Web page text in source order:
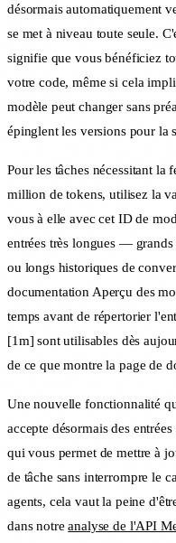
désormais automatiquement
se met à niveau toute seule.
signifie que vous bénéficiez
votre code, même si cela
modèle peut changer sans
épinglent les versions pour la
Pour les tâches nécessitant la
million de tokens, utilisez la
vous à elle avec cet ID de
entrées très longues —
ou longs historiques de
documentation Aperçu des
temps avant de répertorier
[1m] sont utilisables dès
de ce que montre la page de
Une nouvelle fonctionnalité
accepte désormais des
qui vous permet de mettre à
de tâche sans interrompre le
agents, cela vaut la peine
dans notreanalyse de l'API